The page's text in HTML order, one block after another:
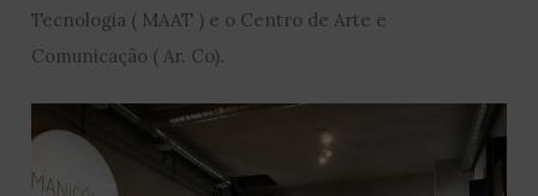
Tecnologia ( MAAT ) e o Centro de Arte e
Comunicação ( Ar. Co).